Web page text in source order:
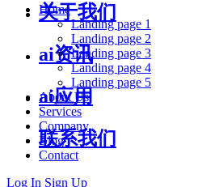
关于我们
ai资讯
ai应用
联系我们
Home
Landing page 1
Landing page 2
Landing page 3
Landing page 4
Landing page 5
About Us
Services
Company
Blog
Contact
Log In Sign Up